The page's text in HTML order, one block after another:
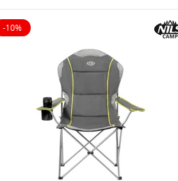
-10%
10% reduziert